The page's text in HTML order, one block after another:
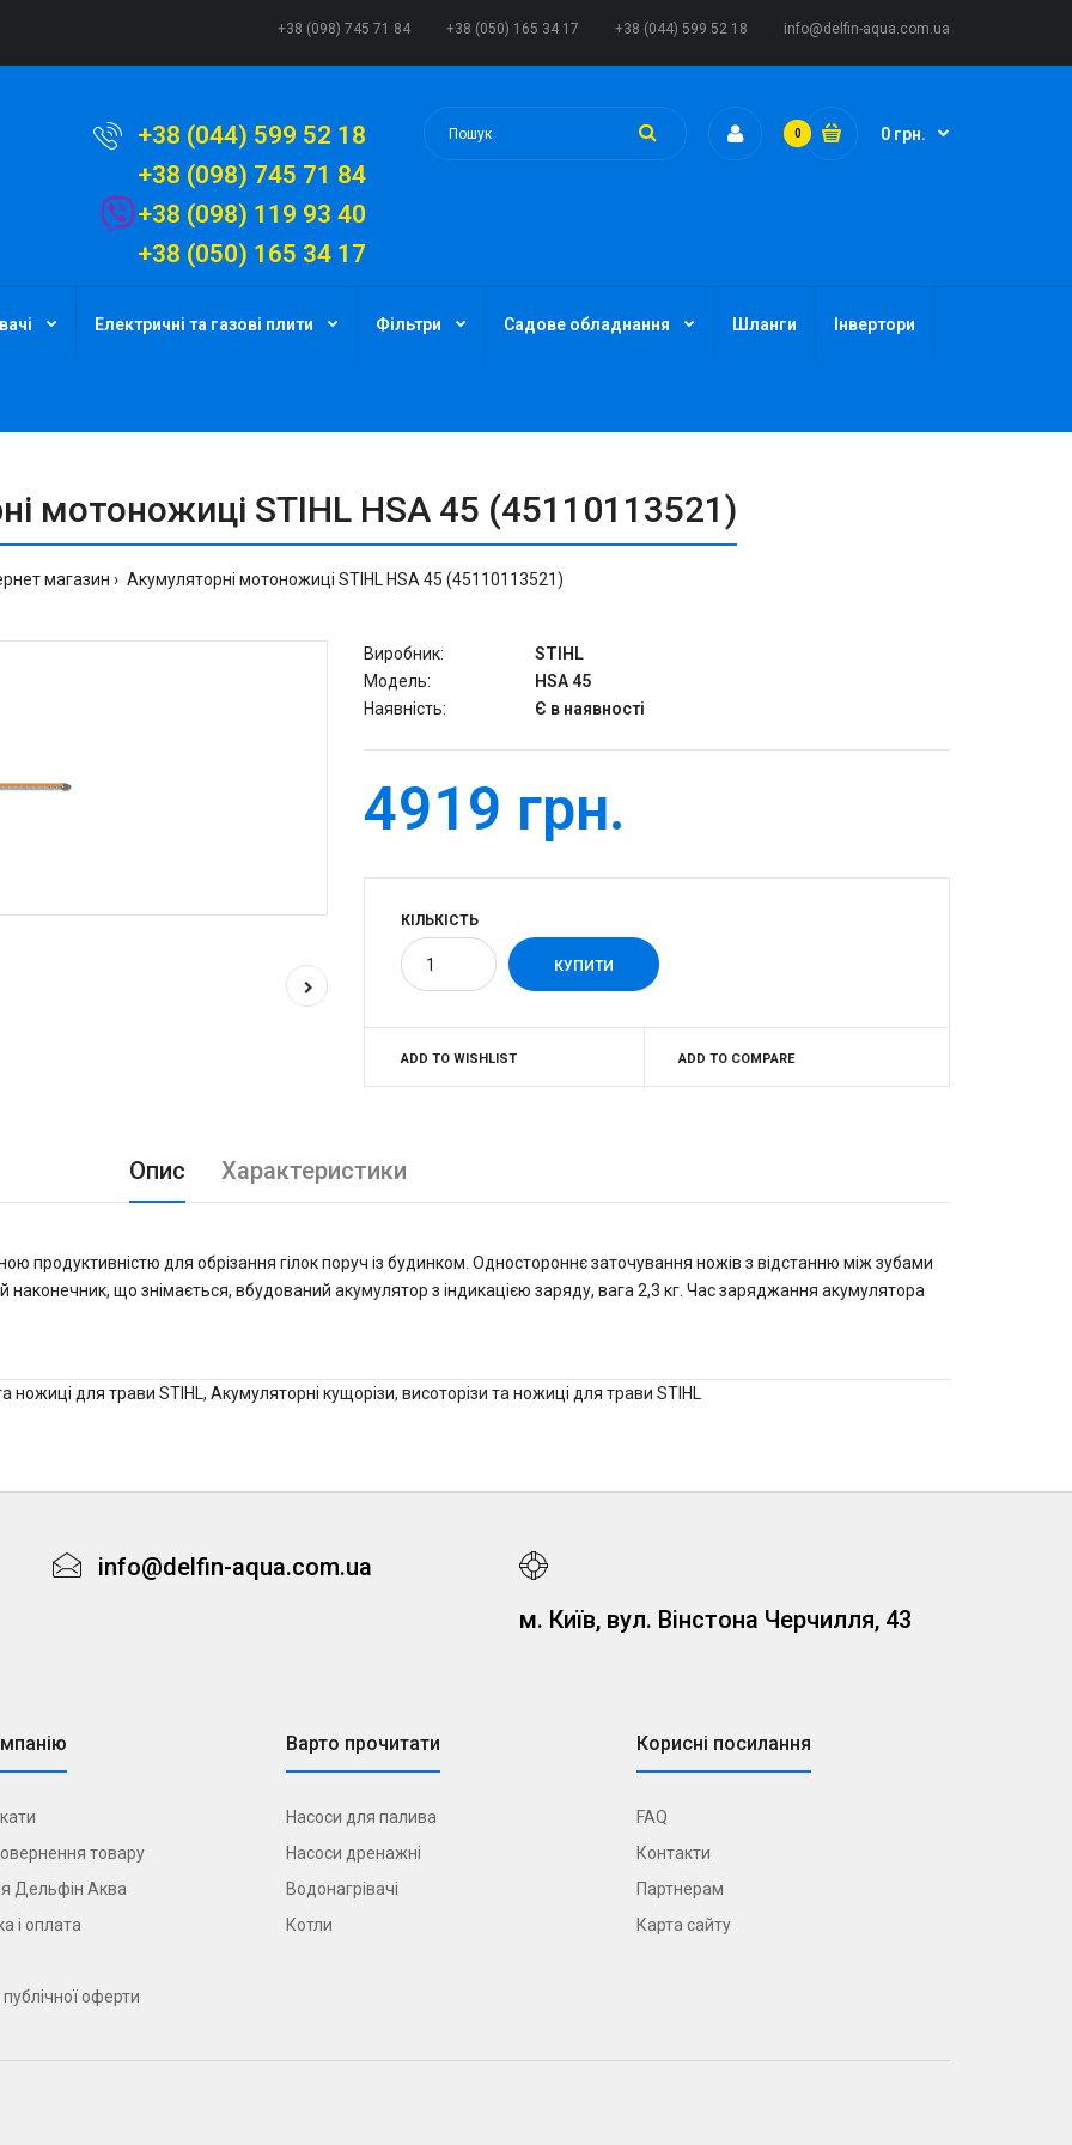
+38 (098) 745 71 84 +38 (050) 165 34 17 +38 (044) 599 52 18 info@delfin-aqua.com.ua
+38 (044) 599 52 18
+38 (098) 745 71 84
+38 (098) 119 93 40
+38 (050) 165 34 17
0 0 грн.
Електричні та газові плити Фільтри Садове обладнання Шланги Інвертори
мотоножиці STIHL HSA 45 (45110113521)
магазин Акумуляторні мотоножиці STIHL HSA 45 (45110113521)
Виробник:
STIHL
Модель:
HSA 45
Наявність:
Є в наявності
4919 грн.
КІЛЬКІСТЬ
ADD TO WISHLIST ADD TO COMPARE
Опис Характеристики
продуктивністю для обрізання гілок поруч із будинком. Одностороннє заточування ножів з відстанню між зубами
наконечник, що знімається, вбудований акумулятор з індикацією заряду, вага 2,3 кг. Час заряджання акумулятора
ножиці для трави STIHL, Акумуляторні кущорізи, висоторізи та ножиці для трави STIHL
info@delfin-aqua.com.ua
м. Київ, вул. Вінстона Черчилля, 43
товару
Дельфін Аква
і оплата
оферти
Варто прочитати
Насоси для палива
Насоси дренажні
Водонагрівачі
Котли
Корисні посилання
FAQ
Контакти
Партнерам
Карта сайту